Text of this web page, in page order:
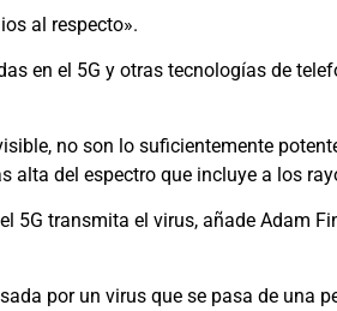
al respecto».
en el 5G y otras tecnologías de
no son lo suficientemente
alta del espectro que incluye a los
5G transmita el virus, añade Adam
por un virus que se pasa de una